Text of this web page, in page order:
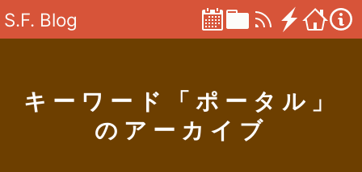
S.F. Blog
キーワード「ポータル」
のアーカイブ